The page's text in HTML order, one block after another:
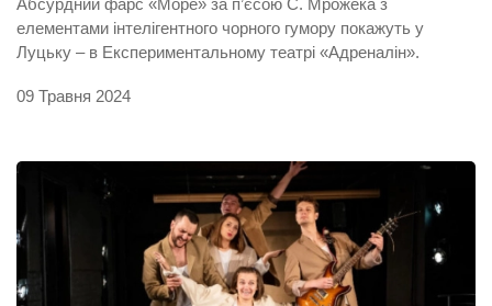
елементами інтелігентного чорного гумору покажуть у
Луцьку – в Експериментальному театрі «Адреналін».
09 Травня 2024